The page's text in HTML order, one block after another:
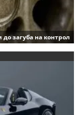
загуба на контрол